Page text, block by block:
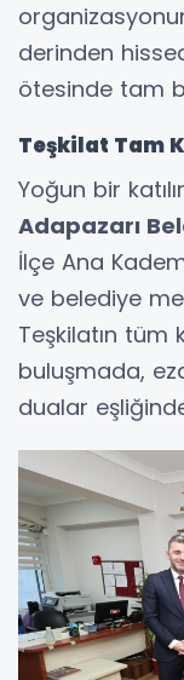
derinden
ötesinde tam
Teşkilat Tam
Yoğun bir
Adapazarı
İlçe Ana
ve belediye
Teşkilatın tüm
buluşmada,
dualar